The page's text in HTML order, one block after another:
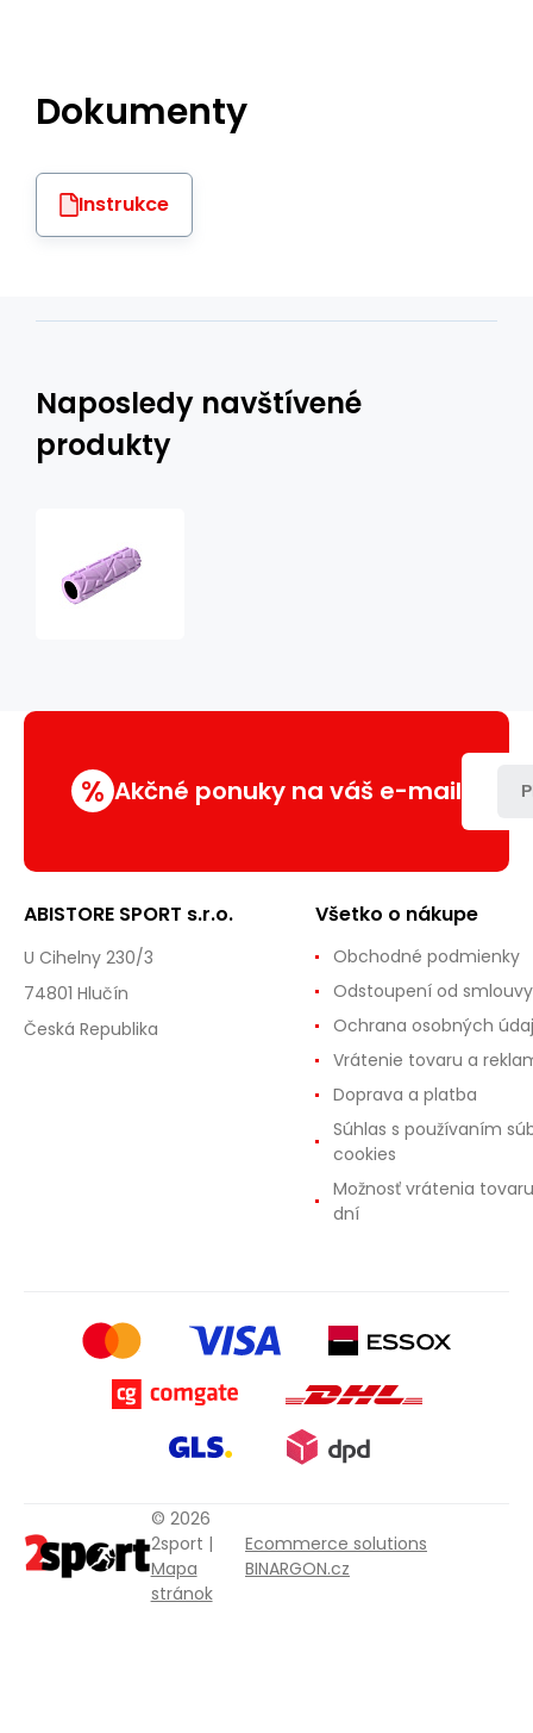
Dokumenty
Instrukce
Naposledy navštívené
produkty
% Akčné ponuky na váš e-mail
ABISTORE SPORT s.r.o.
U Cihelny 230/3
74801 Hlučín
Česká Republika
Všetko o nákupe
Obchodné podmienky
Odstoupení od smlouvy
Ochrana osobných
Vrátenie tovaru a
Doprava a platba
Súhlas s používaním
cookies
Možnosť vrátenia
dní
© 2026
2sport |
Mapa
stránok
Ecommerce solutions
BINARGON.cz